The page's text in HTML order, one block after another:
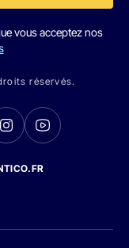
vous acceptez nos
réservés.